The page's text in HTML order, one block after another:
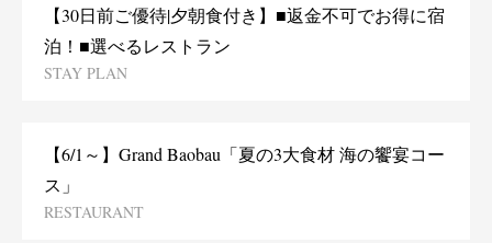
【30日前ご優待|夕朝食付き】■返金不可でお得に宿
泊！■選べるレストラン
STAY PLAN
【6/1～】Grand Baobau「夏の3大食材 海の饗宴コー
ス」
RESTAURANT